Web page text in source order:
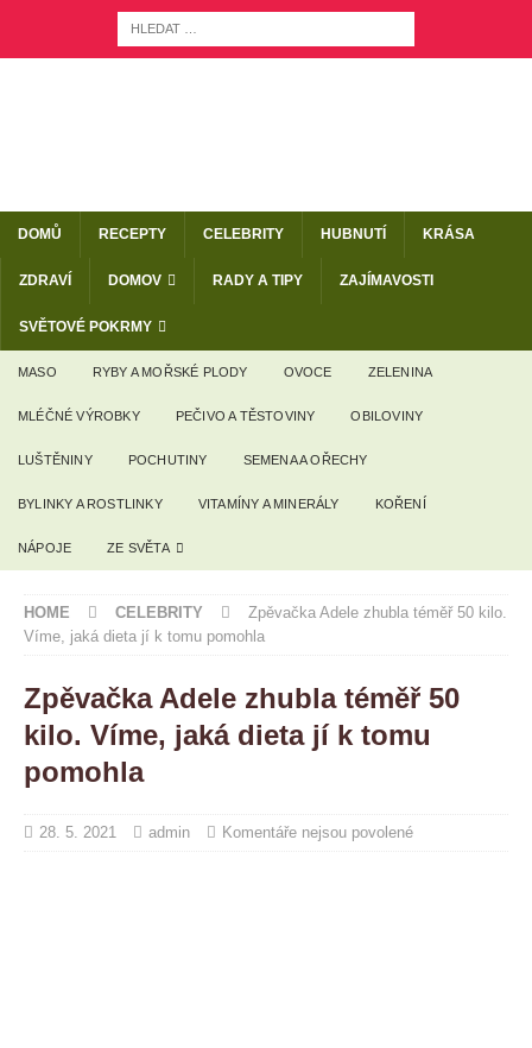
DOMŮ RECEPTY CELEBRITY HUBNUTÍ KRÁSA
ZDRAVÍ DOMOV RADY A TIPY ZAJÍMAVOSTI
SVĚTOVÉ POKRMY
MASO RYBY A MOŘSKÉ PLODY OVOCE ZELENINA
MLÉČNÉ VÝROBKY PEČIVO A TĚSTOVINY OBILOVINY
LUŠTĚNINY POCHUTINY SEMENA A OŘECHY
BYLINKY A ROSTLINKY VITAMÍNY A MINERÁLY KOŘENÍ
NÁPOJE ZE SVĚTA
HOME CELEBRITY
Zpěvačka Adele zhubla téměř 50 kilo.
Víme, jaká dieta jí k tomu pomohla
Zpěvačka Adele zhubla téměř 50
kilo. Víme, jaká dieta jí k tomu
pomohla
28. 5. 2021 admin Komentáře nejsou povolené